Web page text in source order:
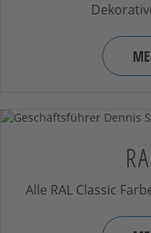
Alle RAL Classic